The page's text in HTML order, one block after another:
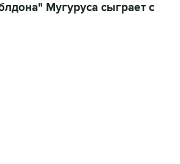
Мугуруса сыграет с